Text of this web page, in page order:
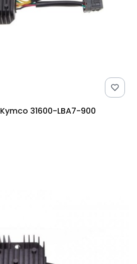
Regulator napięcia Kymco 31600-LBA7-900